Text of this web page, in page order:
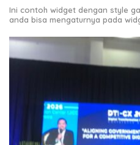
Ini contoh widget dengan style
anda bisa mengaturnya pada